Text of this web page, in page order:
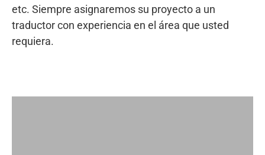
etc. Siempre asignaremos su proyecto a un
traductor con experiencia en el área que usted
requiera.